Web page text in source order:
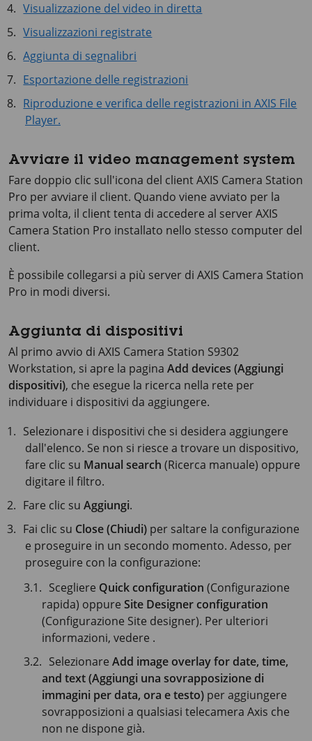
Visualizzazione del video in diretta
Visualizzazioni registrate
Aggiunta di segnalibri
Esportazione delle registrazioni
Riproduzione e verifica delle registrazioni in AXIS File
Player.
Avviare il video management system
Fare doppio clic sull'icona del client AXIS Camera Station
Pro per avviare il client. Quando viene avviato per la
prima volta, il client tenta di accedere al server AXIS
Camera Station Pro installato nello stesso computer del
client.
È possibile collegarsi a più server di AXIS Camera Station
Pro in modi diversi.
Aggiunta di dispositivi
Al primo avvio di AXIS Camera Station S9302
Workstation, si apre la pagina Add devices (Aggiungi
dispositivi), che esegue la ricerca nella rete per
individuare i dispositivi da aggiungere.
Selezionare i dispositivi che si desidera aggiungere
dall'elenco. Se non si riesce a trovare un dispositivo,
fare clic su Manual search (Ricerca manuale) oppure
digitare il filtro.
Fare clic suAggiungi.
Fai clic su Close (Chiudi) per saltare la configurazione
e proseguire in un secondo momento. Adesso, per
proseguire con la configurazione:
Scegliere Quick configuration (Configurazione
rapida) oppure Site Designer configuration
(Configurazione Site designer). Per ulteriori
informazioni, vedere .
SelezionareAdd image overlay for date, time,
and text (Aggiungi una sovrapposizione di
immagini per data, ora e testo) per aggiungere
sovrapposizioni a qualsiasi telecamera Axis che
non ne dispone già.